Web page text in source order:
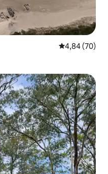
4,84 de uma
4,84 (70)